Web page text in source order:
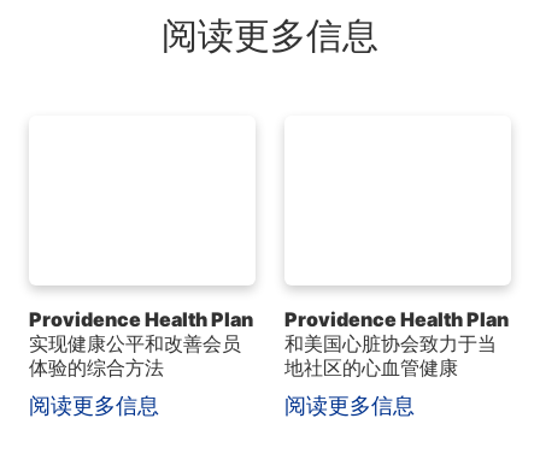
阅读更多信息
Providence Health Plan
实现健康公平和改善会员
体验的综合方法
阅读更多信息
Providence Health Plan
和美国心脏协会致力于当
地社区的心血管健康
阅读更多信息